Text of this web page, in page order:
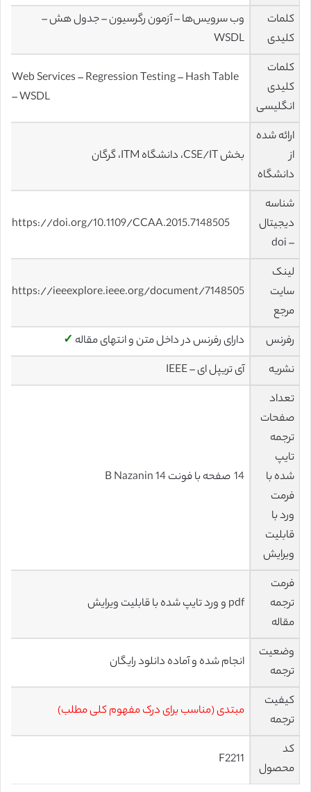
کلمات
کلیدی
وب سرویس‌ها – آزمون رگرسیون – جدول هش –
WSDL
کلمات
کلیدی
انگلیسی
Web Services – Regression Testing – Hash Table
– WSDL
ارائه شده
از
دانشگاه
بخش CSE/IT، دانشگاه ITM، گرگان
شناسه
دیجیتال
– doi
https://doi.org/10.1109/CCAA.2015.7148505
لینک
سایت
مرجع
https://ieeexplore.ieee.org/document/7148505
رفرنس دارای رفرنس در داخل متن و انتهای مقاله ✓
نشریه
آی تریپل ای – IEEE
تعداد
صفحات
ترجمه
تایپ
شده با
فرمت
ورد با
قابلیت
ویرایش
14 صفحه با فونت 14 B Nazanin
فرمت
ترجمه
مقاله
pdf و ورد تایپ شده با قابلیت ویرایش
وضعیت
ترجمه
انجام شده و آماده دانلود رایگان
کیفیت
ترجمه
مبتدی (مناسب برای درک مفهوم کلی مطلب)
کد
محصول
F2211